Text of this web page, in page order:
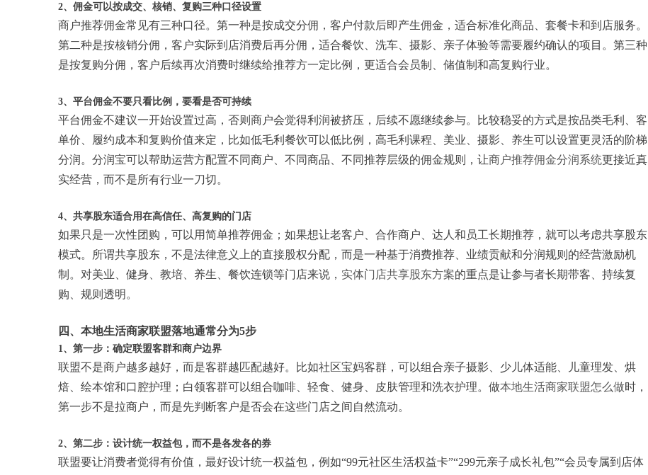
2、佣金可以按成交、核销、复购三种口径设置
商户推荐佣金常见有三种口径。第一种是按成交分佣，客户付款后即产生佣金，适合标准化商品、套餐卡和到店服务。
第二种是按核销分佣，客户实际到店消费后再分佣，适合餐饮、洗车、摄影、亲子体验等需要履约确认的项目。第三种
是按复购分佣，客户后续再次消费时继续给推荐方一定比例，更适合会员制、储值制和高复购行业。
3、平台佣金不要只看比例，要看是否可持续
平台佣金不建议一开始设置过高，否则商户会觉得利润被挤压，后续不愿继续参与。比较稳妥的方式是按品类毛利、客
单价、履约成本和复购价值来定，比如低毛利餐饮可以低比例，高毛利课程、美业、摄影、养生可以设置更灵活的阶梯
分润。分润宝可以帮助运营方配置不同商户、不同商品、不同推荐层级的佣金规则，让商户推荐佣金分润系统更接近真
实经营，而不是所有行业一刀切。
4、共享股东适合用在高信任、高复购的门店
如果只是一次性团购，可以用简单推荐佣金；如果想让老客户、合作商户、达人和员工长期推荐，就可以考虑共享股东
模式。所谓共享股东，不是法律意义上的直接股权分配，而是一种基于消费推荐、业绩贡献和分润规则的经营激励机
制。对美业、健身、教培、养生、餐饮连锁等门店来说， 实体门店共享股东方案的重点是让参与者长期带客、持续复
购、规则透明。
四、本地生活商家联盟落地通常分为5步
1、第一步：确定联盟客群和商户边界
联盟不是商户越多越好，而是客群越匹配越好。比如社区宝妈客群，可以组合亲子摄影、少儿体适能、儿童理发、烘
焙、绘本馆和口腔护理；白领客群可以组合咖啡、轻食、健身、皮肤管理和洗衣护理。做本地生活商家联盟怎么做时，
第一步不是拉商户，而是先判断客户是否会在这些门店之间自然流动。
2、第二步：设计统一权益包，而不是各发各的券
联盟要让消费者觉得有价值，最好设计统一权益包，例如“99元社区生活权益卡”“299元亲子成长礼包”“会员专属到店体